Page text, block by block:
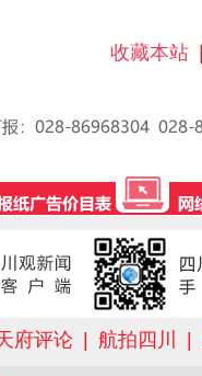
收藏本站
府评论 航拍四川